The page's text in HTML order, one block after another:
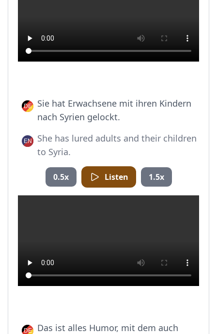
Sie hat Erwachsene mit ihren Kindern
nach Syrien gelockt.
She has lured adults and their children
to Syria.
0.5x Listen 1.5x
Das ist alles Humor, mit dem auch